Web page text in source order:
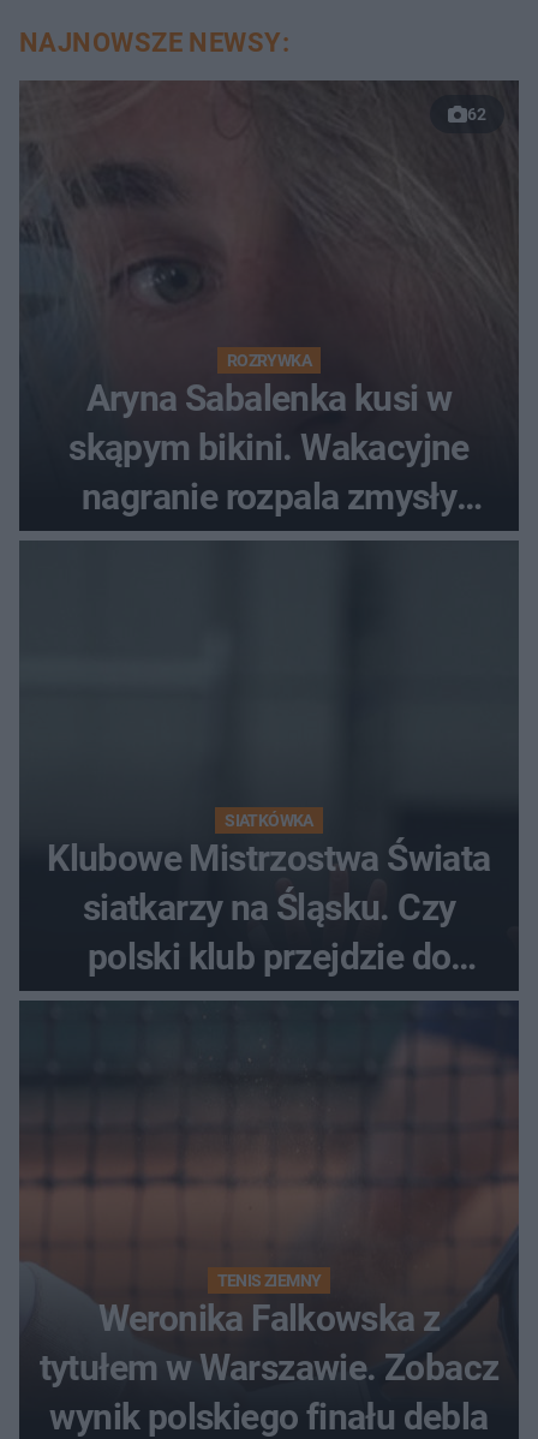
NAJNOWSZE NEWSY:
62
ROZRYWKA
Aryna Sabalenka kusi w
skąpym bikini. Wakacyjne
nagranie rozpala zmysły
fanów
SIATKÓWKA
Klubowe Mistrzostwa Świata
siatkarzy na Śląsku. Czy
polski klub przejdzie do
historii
TENIS ZIEMNY
Weronika Falkowska z
tytułem w Warszawie. Zobacz
wynik polskiego finału debla